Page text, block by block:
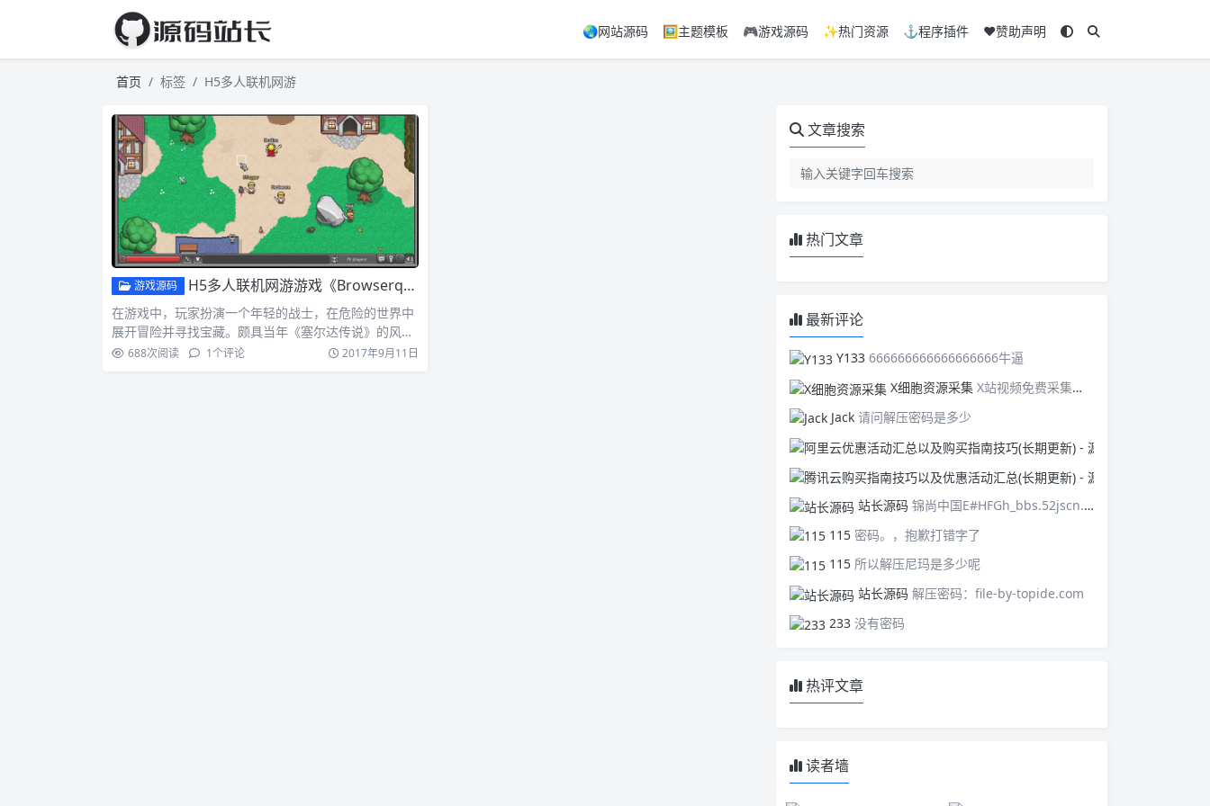
🌏网站源码 🖼️主题模板 🎮游戏源码 ✨热门资源 ⚓程序插件 ❤️赞助声明
首页 标签 H5多人联机网游
游戏源码 H5多人联机网游游戏《Browserquest》源码 node.js版本+php版本免费下载
在游戏中，玩家扮演一个年轻的战士，在危险的世界中
展开冒险并寻找宝藏。颇具当年《塞尔达传说》的风
范。 《Brow…
688次阅读 1个评论 2017年9月11日
文章搜索
热门文章
最新评论
Y133 666666666666666666牛逼
X细胞资源采集 X站视频免费采集，可以适配此CMS，含免费模板。有需要的站长可以看看xxibaozyw.com
Jack 请问解压密码是多少
站长源码 锦尚中国E#HFGh_bbs.52jscn.comEYzhibo8
115 密码。，抱歉打错字了
115 所以解压尼玛是多少呢
站长源码 解压密码：file-by-topide.com
233 没有密码
热评文章
读者墙